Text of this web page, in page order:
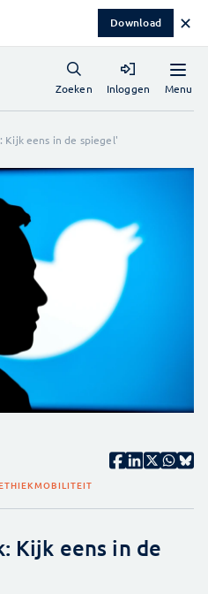
Download ✕
Menu
Zoeken Inloggen
Kijk eens in de spiegel'
MOBILITEIT
Kijk eens in de